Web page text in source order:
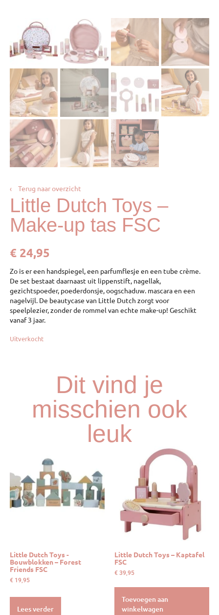
‹ Terug naar overzicht
Little Dutch Toys –
Make-up tas FSC
€ 24,95
Zo is er een handspiegel, een parfumflesje en een tube crème.
De set bestaat daarnaast uit lippenstift, nagellak,
gezichtspoeder, poederdonsje, oogschaduw. mascara en een
nagelvijl. De beautycase van Little Dutch zorgt voor
speelplezier, zonder de rommel van echte make-up! Geschikt
vanaf 3 jaar.
Uitverkocht
Dit vind je
misschien ook
leuk
Little Dutch Toys -
Bouwblokken – Forest
Friends FSC
€ 19,95
Lees verder
Little Dutch Toys – Kaptafel
FSC
€ 39,95
Toevoegen aan
winkelwagen